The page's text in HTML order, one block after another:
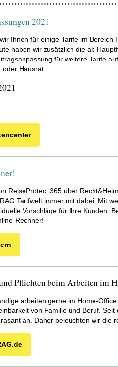
2021
Ihnen für einige Tarife im Bereich
haben wir zusätzlich die ab
für weitere Tarife
Hausrat.
2,9%
3%
2016
ReiseProtect 365 über
Tarifwelt immer mit dabei. Mit
Vorschläge für Ihre Kunden.
Rechner!
Pflichten beim Arbeiten im
arbeiten gerne im Home-
von Familie und Beruf.
an. Daher beleuchten wir die